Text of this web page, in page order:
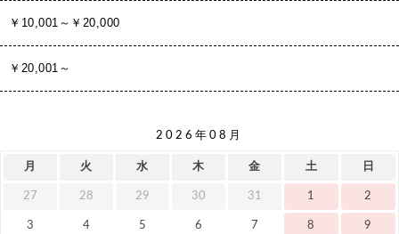
￥10,001～￥20,000
￥20,001～
2026年08月
月 火 水 木 金 土 日
27 28 29 30 31 1 2
3 4 5 6 7 8 9